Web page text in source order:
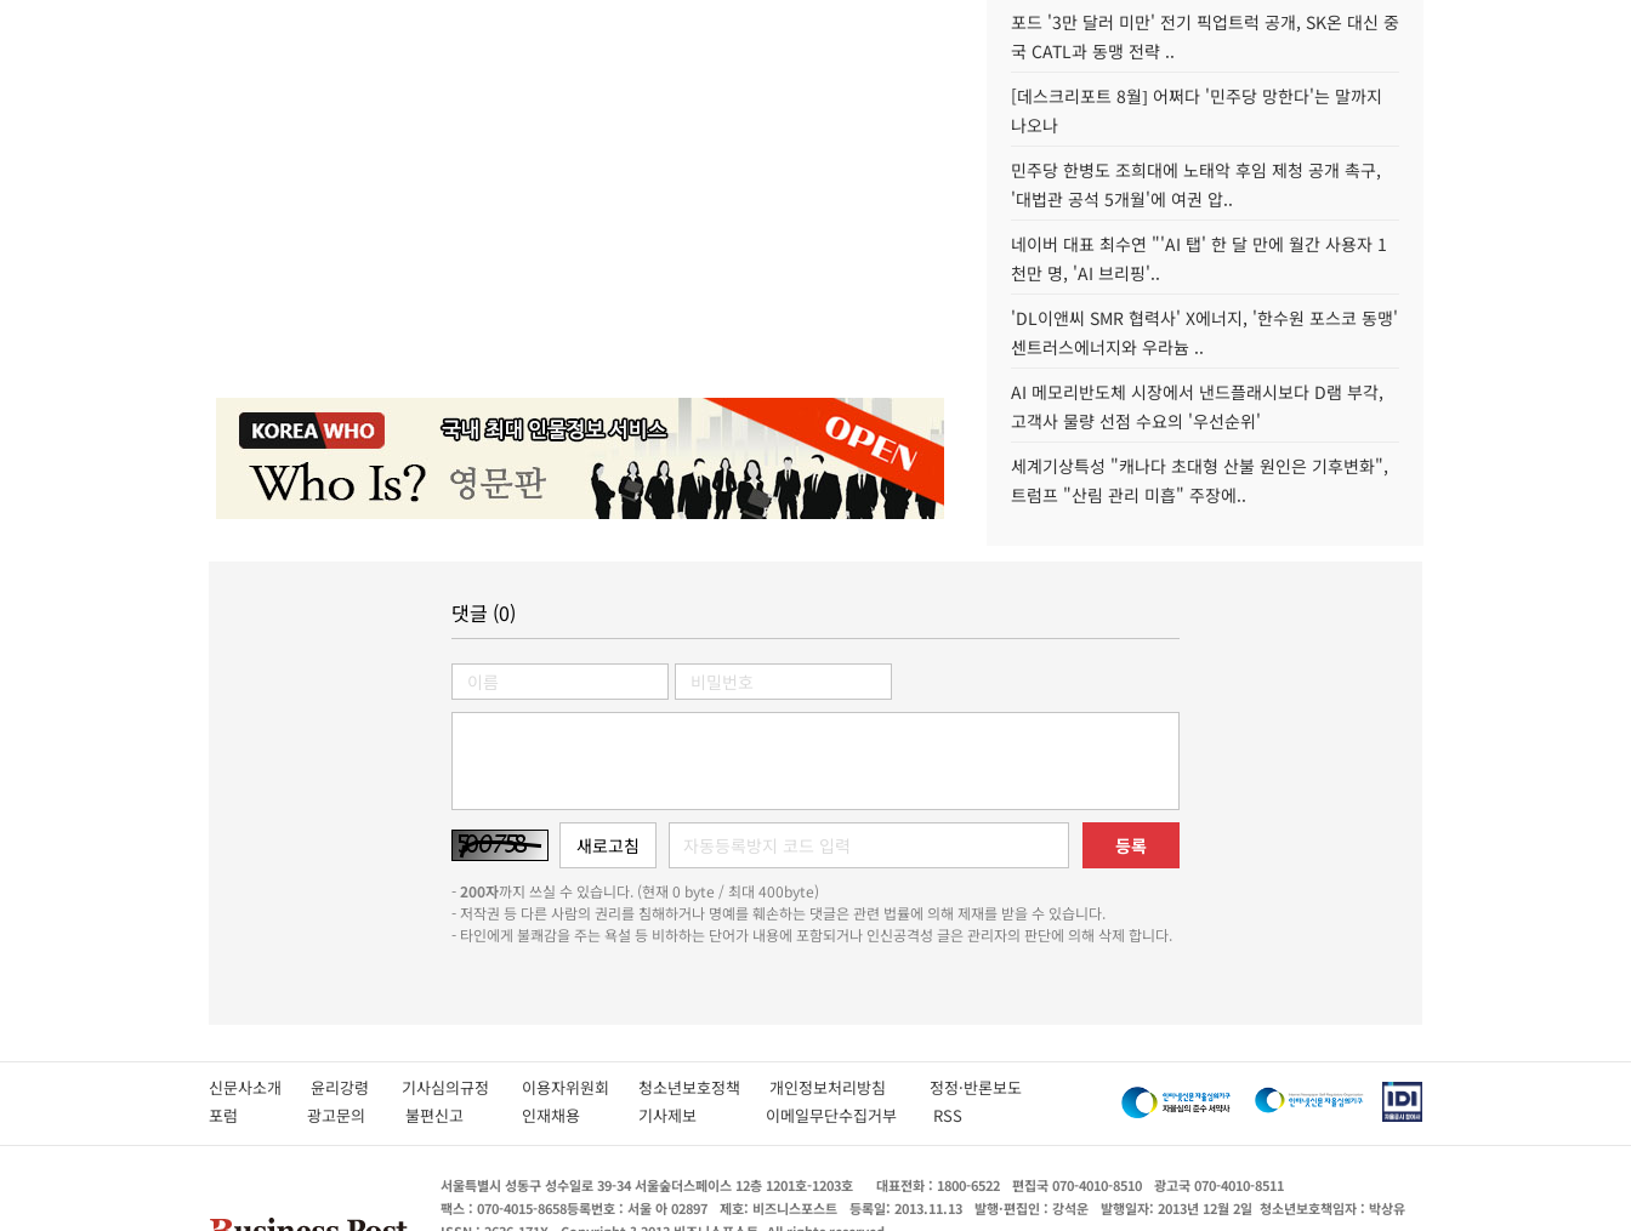
포드 '3만 달러 미만' 전기 픽업트럭 공개, SK온 대신 중
국 CATL과 동맹 전략 ..
[데스크리포트 8월] 어쩌다 '민주당 망한다'는 말까지
나오나
민주당 한병도 조희대에 노태악 후임 제청 공개 촉구,
'대법관 공석 5개월'에 여권 압..
네이버 대표 최수연 "'AI 탭' 한 달 만에 월간 사용자 1
천만 명, 'AI 브리핑'..
'DL이앤씨 SMR 협력사' X에너지, '한수원 포스코 동맹'
센트러스에너지와 우라늄 ..
AI 메모리반도체 시장에서 낸드플래시보다 D램 부각,
고객사 물량 선점 수요의 '우선순위'
세계기상특성 "캐나다 초대형 산불 원인은 기후변화",
트럼프 "산림 관리 미흡" 주장에..
댓글 (0)
등록
-200자까지 쓰실 수 있습니다. (현재 0 byte / 최대 400byte)
- 저작권 등 다른 사람의 권리를 침해하거나 명예를 훼손하는 댓글은 관련 법률에 의해 제재를 받을 수 있습니다.
- 타인에게 불쾌감을 주는 욕설 등 비하하는 단어가 내용에 포함되거나 인신공격성 글은 관리자의 판단에 의해 삭제 합니다.
신문사소개 윤리강령 기사심의규정 이용자위원회 청소년보호정책 개인정보처리방침 정정·반론보도
포럼
광고문의 불편신고 인재채용 기사제보 이메일무단수집거부 RSS
서울특별시 성동구 성수일로 39-34 서울숲더스페이스 12층 1201호-1203호 대표전화 : 1800-6522 편집국 070-4010-8510
광고국 070-4010-8511
팩스 : 070-4015-8658등록번호 : 서울 아 02897 제호: 비즈니스포스트 등록일: 2013.11.13 발행·편집인 : 강석운 발행일자: 2013년 12월 2일 청소년보호책임자 : 박상유